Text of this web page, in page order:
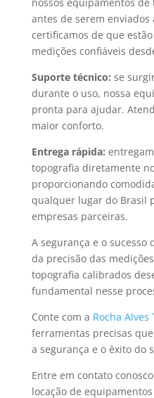
antes de serem enviados
certificamos de que
medições confiáveis
Suporte técnico: se
durante o uso, nossa
pronta para ajudar.
maior conforto.
Entrega rápida:
topografia diretamente
proporcionando
qualquer lugar do Brasil
empresas parceiras.
A segurança e o
da precisão das
topografia calibrados
fundamental nesse
Conte com a Rocha Alves
ferramentas precisas
a segurança e o êxito do
Entre em contato
locação de